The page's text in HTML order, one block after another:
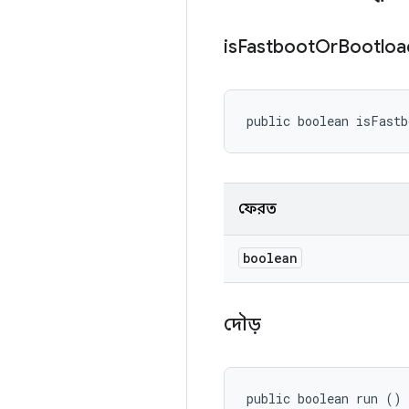
isFastbootOr
public boolean
ফেরত
boolean
দৌড়
public boolean run ()